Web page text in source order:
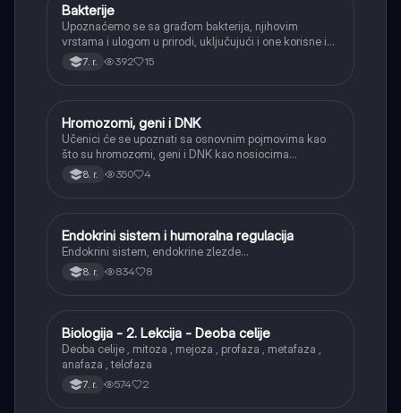
Biologija
Bakterije
Upoznaćemo se sa građom bakterija, njihovim
vrstama i ulogom u prirodi, uključujući i one korisne i
one koje izazivaju bolesti.
7. r. 392 15
Biologija
Hromozomi, geni i DNK
Učenici će se upoznati sa osnovnim pojmovima kao
što su hromozomi, geni i DNK kao nosiocima
naslednih informacija.
8. r. 350 4
Biologija
Endokrini sistem i humoralna regulacija
Endokrini sistem, endokrine zlezde…
8. r. 834 8
Biologija
Biologija - 2. Lekcija - Deoba celije
Deoba celije , mitoza , mejoza , profaza , metafaza ,
anafaza , telofaza
7. r. 574 2